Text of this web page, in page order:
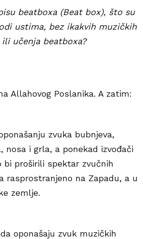
beatboxa (Beat box), što su
ustima, bez ikakvih muzičkih
učenja beatboxa?
Allahovog Poslanika. A zatim:
zvuka bubnjeva,
i grla, a ponekad izvođači
proširili spektar zvučnih
rasprostranjeno na Zapadu, a u
zemlje.
oponašaju zvuk muzičkih